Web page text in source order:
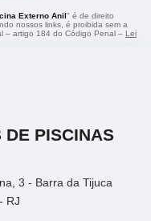
Externo Anil" é de direito
nossos links, é proibida sem a
– artigo 184 do Código Penal – Lei
DE PISCINAS
3 - Barra da Tijuca
RJ